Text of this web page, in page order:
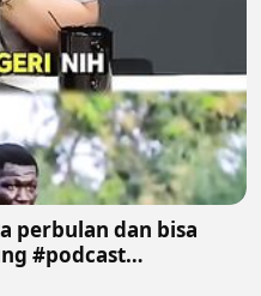
perbulan dan bisa
#podcast